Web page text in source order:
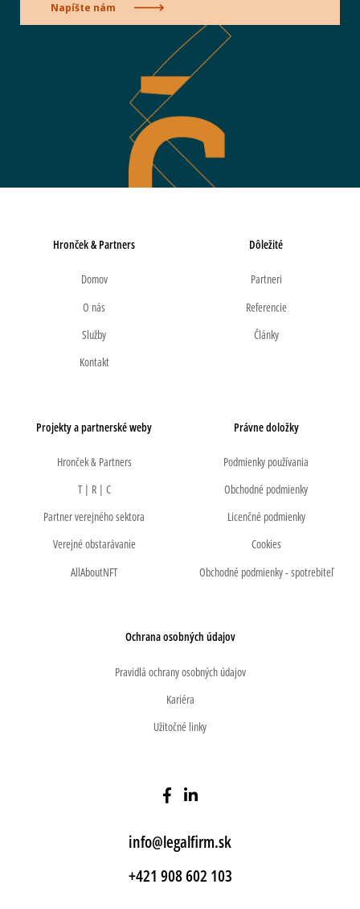
Napíšte nám
Hronček & Partners
Domov
O nás
Služby
Kontakt
Dôležité
Partneri
Referencie
Články
Projekty a partnerské weby
Hronček & Partners
T | R | C
Partner verejného sektora
Verejné obstarávanie
AllAboutNFT
Právne doložky
Podmienky používania
Obchodné podmienky
Licenčné podmienky
Cookies
Obchodné podmienky - spotrebiteľ
Ochrana osobných údajov
Pravidlá ochrany osobných údajov
Kariéra
Užitočné linky
info@legalfirm.sk
+421 908 602 103